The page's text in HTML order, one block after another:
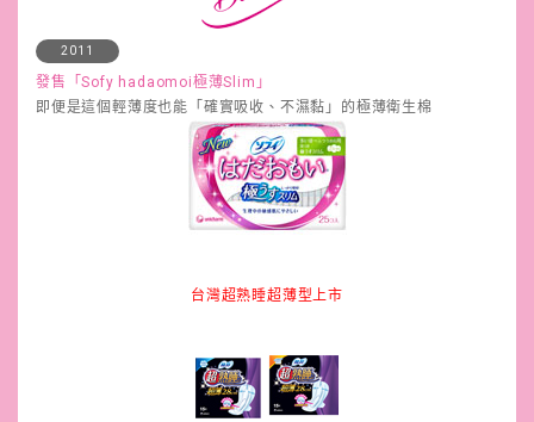
2011
發售「Sofy hadaomoi極薄Slim」
即便是這個輕薄度也能「確實吸收、不濕黏」的極薄衛生棉
台灣超熟睡超薄型上市